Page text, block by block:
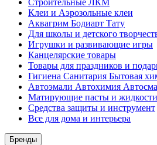
Строительные ЛКМ
Клеи и Аэрозольные клеи
Аквагрим Бодиарт Тату
Для школы и детского
Игрушки и развивающие игры
Канцелярские товары
Товары для праздников и
Гигиена Санитария Бытовая
Автоэмали Автохимия
Матирующие пасты и жидкости
Средства защиты и инструмент
Все для дома и интерьера
Бренды